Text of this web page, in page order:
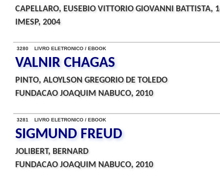
CAPELLARO, EUSEBIO VITTORIO GIOVANNI BATTISTA,
IMESP, 2004
3280 LIVRO ELETRONICO / EBOOK
VALNIR CHAGAS
PINTO, ALOYLSON GREGORIO DE TOLEDO
FUNDACAO JOAQUIM NABUCO, 2010
3281 LIVRO ELETRONICO / EBOOK
SIGMUND FREUD
JOLIBERT, BERNARD
FUNDACAO JOAQUIM NABUCO, 2010